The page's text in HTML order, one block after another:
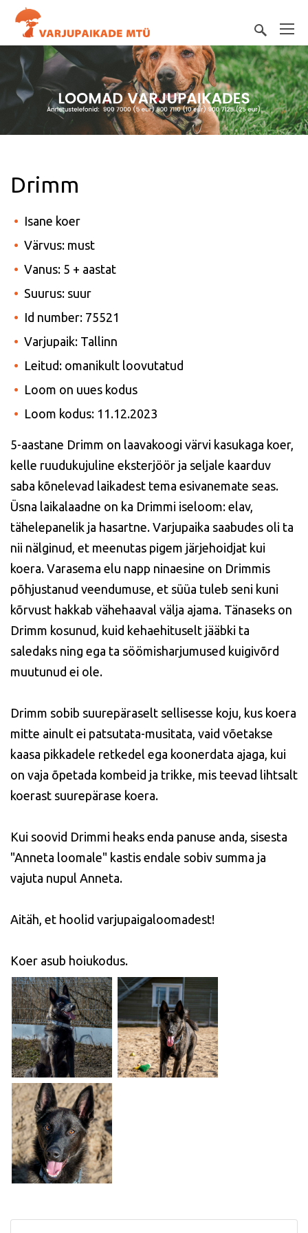
Drimm
Isane koer
Värvus: must
Vanus: 5 + aastat
Suurus: suur
Id number: 75521
Varjupaik: Tallinn
Leitud: omanikult loovutatud
Loom on uues kodus
Loom kodus: 11.12.2023
5-aastane Drimm on laavakoogi värvi kasukaga koer,
kelle ruudukujuline eksterjöör ja seljale kaarduv
saba kõnelevad laikadest tema esivanemate seas.
Üsna laikalaadne on ka Drimmi iseloom: elav,
tähelepanelik ja hasartne. Varjupaika saabudes oli ta
nii nälginud, et meenutas pigem järjehoidjat kui
koera. Varasema elu napp ninaesine on Drimmis
põhjustanud veendumuse, et süüa tuleb seni kuni
kõrvust hakkab vähehaaval välja ajama. Tänaseks on
Drimm kosunud, kuid kehaehituselt jääbki ta
saledaks ning ega ta söömisharjumused kuigivõrd
muutunud ei ole.
Drimm sobib suurepäraselt sellisesse koju, kus koera
mitte ainult ei patsutata-musitata, vaid võetakse
kaasa pikkadele retkedel ega koonerdata ajaga, kui
on vaja õpetada kombeid ja trikke, mis teevad lihtsalt
koerast suurepärase koera.
Kui soovid Drimmi heaks enda panuse anda, sisesta
"Anneta loomale" kastis endale sobiv summa ja
vajuta nupul Anneta.
Aitäh, et hoolid varjupaigaloomadest!
Koer asub hoiukodus.